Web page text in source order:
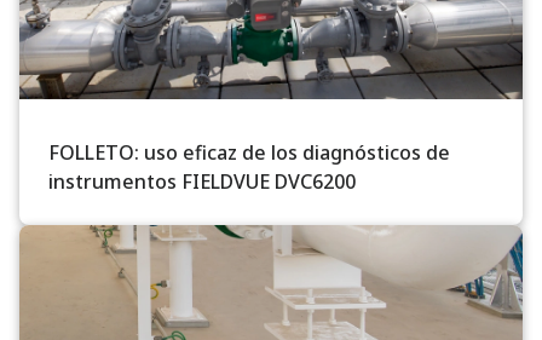
FOLLETO: uso eficaz de los diagnósticos de
instrumentos FIELDVUE DVC6200